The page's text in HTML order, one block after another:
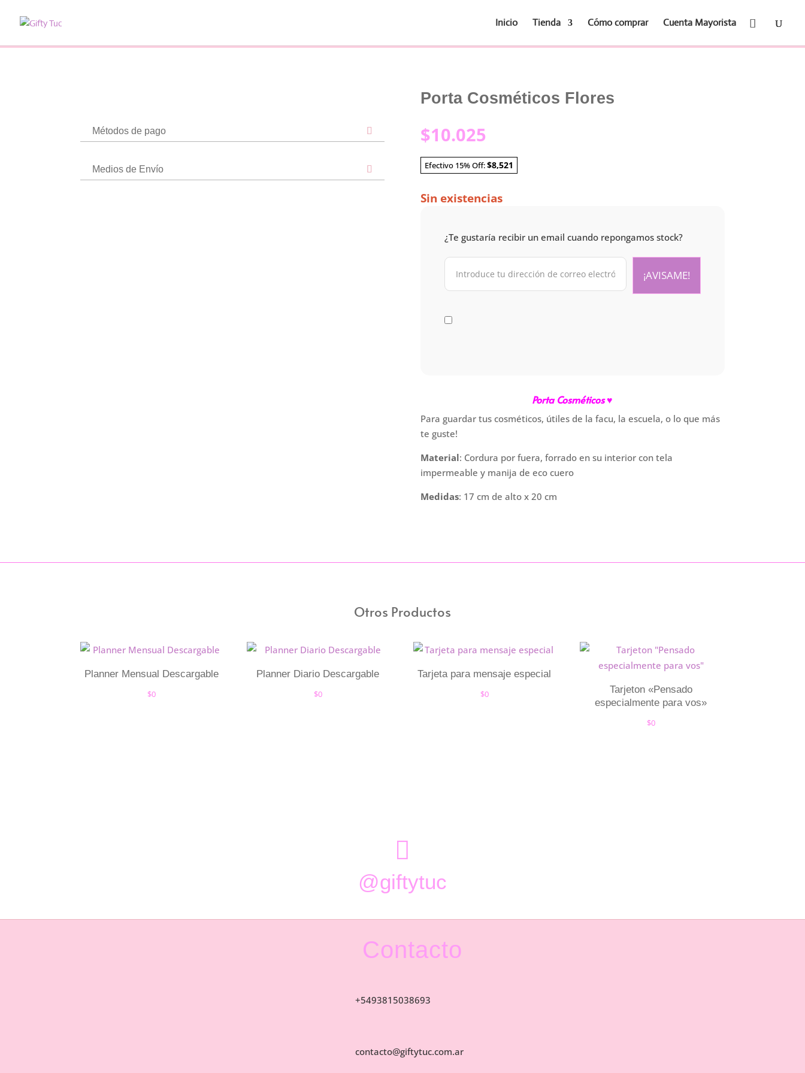
Inicio Tienda Cómo comprar Cuenta Mayorista
Métodos de pago
Medios de Envío
Porta Cosméticos Flores
$10.025
Efectivo 15% Off:$8,521
Sin existencias
¿Te gustaría recibir un email cuando repongamos stock?
Porta Cosméticos ♥
Para guardar tus cosméticos, útiles de la facu, la escuela, o lo que más
te guste!
Material: Cordura por fuera, forrado en su interior con tela
impermeable y manija de eco cuero
Medidas: 17 cm de alto x 20 cm
Otros Productos
Planner Mensual Descargable
$0
Planner Diario Descargable
$0
Tarjeta para mensaje especial
$0
Tarjeton «Pensado
especialmente para vos»
$0

@giftytuc
Contacto
+5493815038693
contacto@giftytuc.com.ar